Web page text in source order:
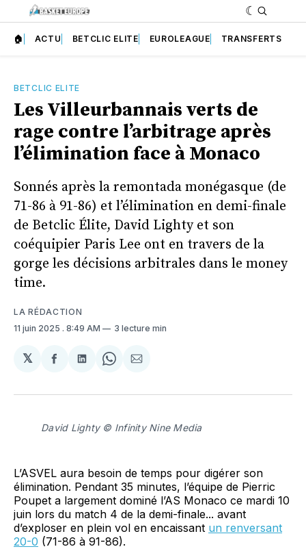
🏠 ACTU BETCLIC ELITE EUROLEAGUE TRANSFERTS
BETCLIC ELITE
Les Villeurbannais verts de
rage contre l’arbitrage après
l’élimination face à Monaco
Sonnés après la remontada monégasque (de
71-86 à 91-86) et l’élimination en demi-finale
de Betclic Élite, David Lighty et son
coéquipier Paris Lee ont en travers de la
gorge les décisions arbitrales dans le money
time.
LA RÉDACTION
11 juin 2025 . 8:49 AM 3 lecture min
𝕏
Partager
Facebook
Partager
LinkedIn
Share
WhatsApp
Partager
Courriel
David Lighty © Infinity Nine Media
L’ASVEL aura besoin de temps pour digérer son
élimination. Pendant 35 minutes, l’équipe de Pierric
Poupet a largement dominé l’AS Monaco ce mardi 10
juin lors du match 4 de la demi-finale... avant
d’exploser en plein vol en encaissant un renversant
20-0 (71-86 à 91-86).